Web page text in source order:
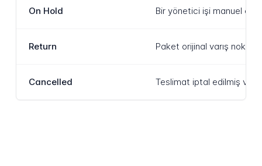
On Hold Bir yönetici işi manuel
Return Paket orijinal varış
Cancelled Teslimat iptal edilmiş ve